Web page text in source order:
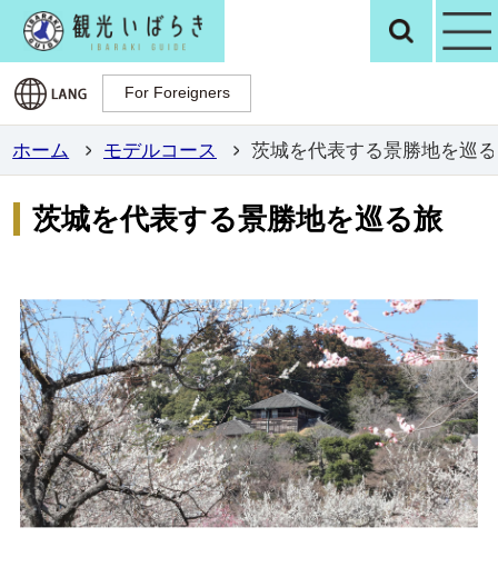
観光いばらき検
For Foreigners
For Foreigners
ホーム モデルコース 茨城を代表する景勝地を巡
茨城を代表する景勝地を巡る旅